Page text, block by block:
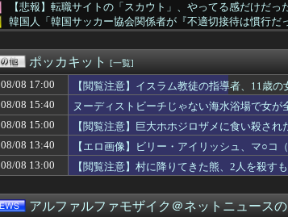
【悲報】転職サイトの「スカウト」、やってる感だけだっ
韓国人「韓国サッカー協会関係者が『不適切接待は慣行だ
【JT杯】斎藤慎太郎八段が伊藤匠二冠に勝ち、準決勝進出
【衝撃】テレビ大好き高齢者世代も「テレビ離れ」が始まる
【悲報】秋田県、オイルマネーが転がり込んでガチで東北
【朗報】高市政権、「四国新幹線」を史上初めて検討開始
【悲報】ナルト「娘の誕生日？せや影分身送ったろ！」←
【朗報】全盛期の香川真司、このメンツに混ざるほど凄か
単身赴任のはずの旦那の荷物が家を占領してる。単身赴任
エネス・フリーダムとロイス・ホワイトが2027年WNBAド
【困惑】「世界の売春婦の数と割合」反論「そんなはずは
【驚愕】悠仁さまがもう19歳という事実…初の「おことば
【競馬】「デカすぎ」フォーエバーヤングが函館競馬場
ポッカキット [一覧]
08/08 17:00
【閲覧注意】イスラム教徒の指導者、11歳
08/08 15:40
ヌーディストビーチじゃない海水浴場で女
08/08 15:00
【閲覧注意】巨大ホホジロザメに食い殺さ
08/08 13:40
【エロ画像】ビリー・アイリッシュ、マ○コ
08/08 13:00
【閲覧注意】村に降りてきた熊、2人を殺す
アルファルファモザイク＠ネットニュース